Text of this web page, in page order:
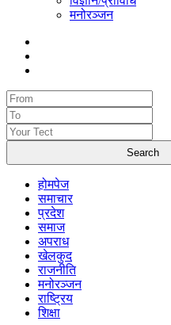
मनोरञ्जन
होमपेज
समाचार
प्रदेश
समाज
अपराध
खेलकुद
राजनीति
मनोरञ्जन
राष्ट्रिय
शिक्षा